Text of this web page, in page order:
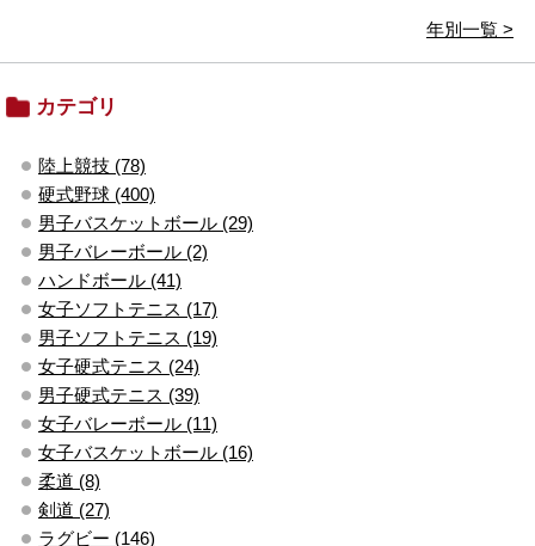
年別一覧 >
カテゴリ
陸上競技 (78)
硬式野球 (400)
男子バスケットボール (29)
男子バレーボール (2)
ハンドボール (41)
女子ソフトテニス (17)
男子ソフトテニス (19)
女子硬式テニス (24)
男子硬式テニス (39)
女子バレーボール (11)
女子バスケットボール (16)
柔道 (8)
剣道 (27)
ラグビー (146)